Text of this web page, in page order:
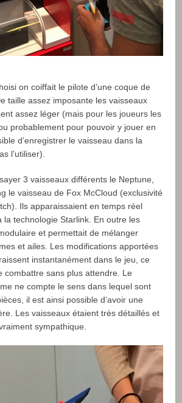
on coiffait le pilote d’une coque de
taille assez imposante les vaisseaux
assez léger (mais pour les joueurs les
probablement pour pouvoir y jouer en
d’enregistrer le vaisseau dans la
l’utiliser).
3 vaisseaux différents le Neptune,
le vaisseau de Fox McCloud (exclusivité
Ils apparaissaient en temps réel
la technologie Starlink. En outre les
et permettait de mélanger
et ailes. Les modifications apportées
instantanément dans le jeu, ce
combattre sans plus attendre. Le
ne compte le sens dans lequel sont
il est ainsi possible d’avoir une
Les vaisseaux étaient très détaillés et
sympathique.